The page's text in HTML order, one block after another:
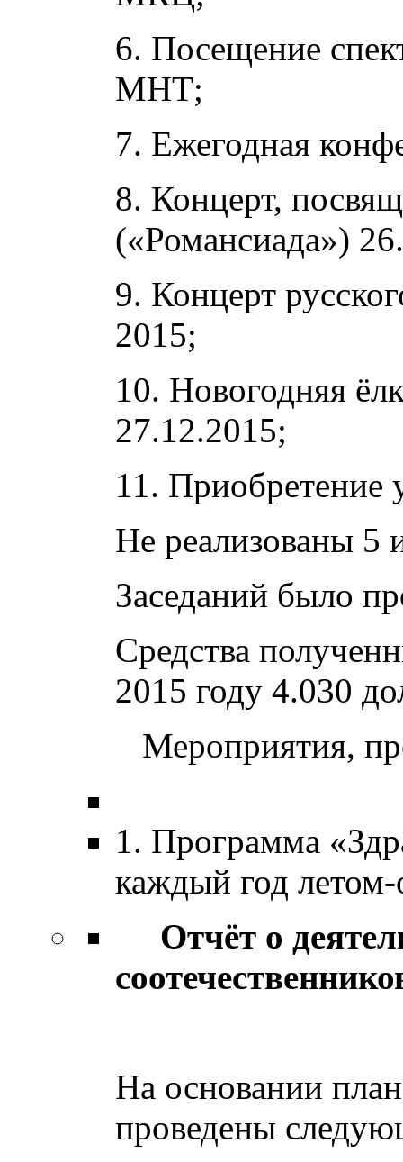
6. Посещение
МНТ;
7. Ежегодная
8. Концерт,
(«Романсиада»)
9. Концерт
2015;
10. Новогодняя
27.12.2015;
11. Приобретение
Не реализованы 5
Заседаний было
Средства
2015 году 4.030
Мероприятия,
1. Программа
каждый год
Отчёт о
На основании
проведены